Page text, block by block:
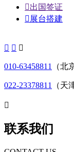
出国签证
 展台搭建
  
010-63458811 （北
022-23378811 （天

联系我们